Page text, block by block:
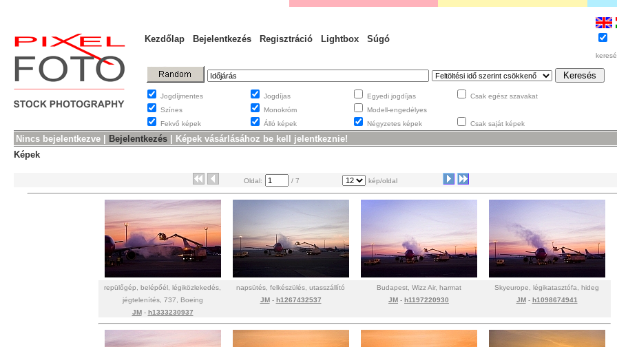
Kezdőlap Bejelentkezés Regisztráció Lightbox Súgó
Jogdíjmentes Jogdíjas Egyedi jogdíjas
Csak egész szavakat
Színes
Monokróm
Modell-engedélyes
Fekvő képek
Álló képek Négyzetes képek Csak saját képek
Nincs bejelentkezve | Bejelentkezés
Képek vásárlásához be kell jelentkeznie!
Képek
Oldal: / 7 kép/oldal
repülőgép, belépőél, légiközlekedés,
jégtelenítés, 737, Boeing
JM- h1333230937
napsütés, felkészülés, utasszállító
JM- h1267432537
Budapest, Wizz Air, harmat
JM - h1197220930
Skyeurope, légikatasztófa, hideg
JM- h1098674941